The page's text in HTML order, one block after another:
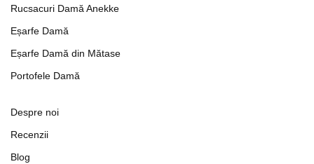
Rucsacuri Damă Anekke
Eșarfe Damă
Eșarfe Damă din Mătase
Portofele Damă
Despre noi
Recenzii
Blog